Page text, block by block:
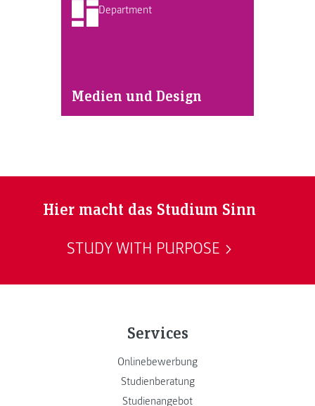
Department
Medien und Design
Hier macht das Studium Sinn
STUDY WITH PURPOSE
Services
Onlinebewerbung
Studienberatung
Studienangebot